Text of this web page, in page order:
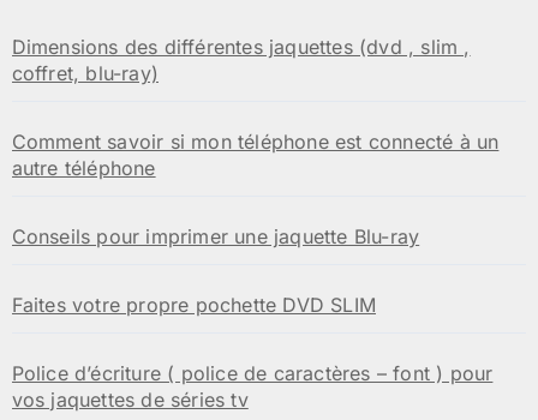
Dimensions des différentes jaquettes (dvd , slim ,
coffret, blu-ray)
Comment savoir si mon téléphone est connecté à un
autre téléphone
Conseils pour imprimer une jaquette Blu-ray
Faites votre propre pochette DVD SLIM
Police d’écriture ( police de caractères – font ) pour
vos jaquettes de séries tv